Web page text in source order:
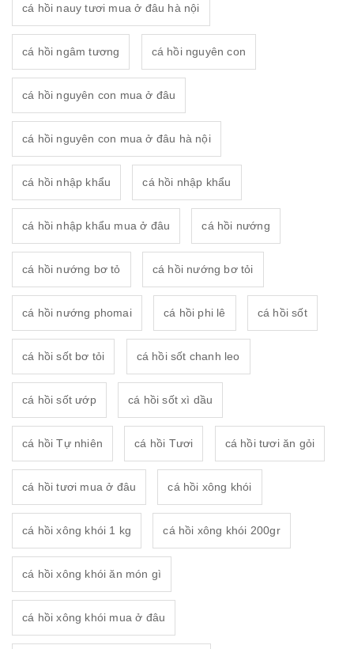
cá hồi nauy tươi mua ở đâu hà nội
cá hồi ngâm tương cá hồi nguyên con
cá hồi nguyên con mua ở đâu
cá hồi nguyên con mua ở đâu hà nội
cá hồi nhập khẩu cá hồi nhập khẩu
cá hồi nhập khẩu mua ở đâu cá hồi nướng
cá hồi nướng bơ tỏ cá hồi nướng bơ tỏi
cá hồi nướng phomai cá hồi phi lê cá hồi sốt
cá hồi sốt bơ tỏi cá hồi sốt chanh leo
cá hồi sốt ướp cá hồi sốt xì dầu
cá hồi Tự nhiên cá hồi Tươi cá hồi tươi ăn gỏi
cá hồi tươi mua ở đâu cá hồi xông khói
cá hồi xông khói 1 kg cá hồi xông khói 200gr
cá hồi xông khói ăn món gì
cá hồi xông khói mua ở đâu